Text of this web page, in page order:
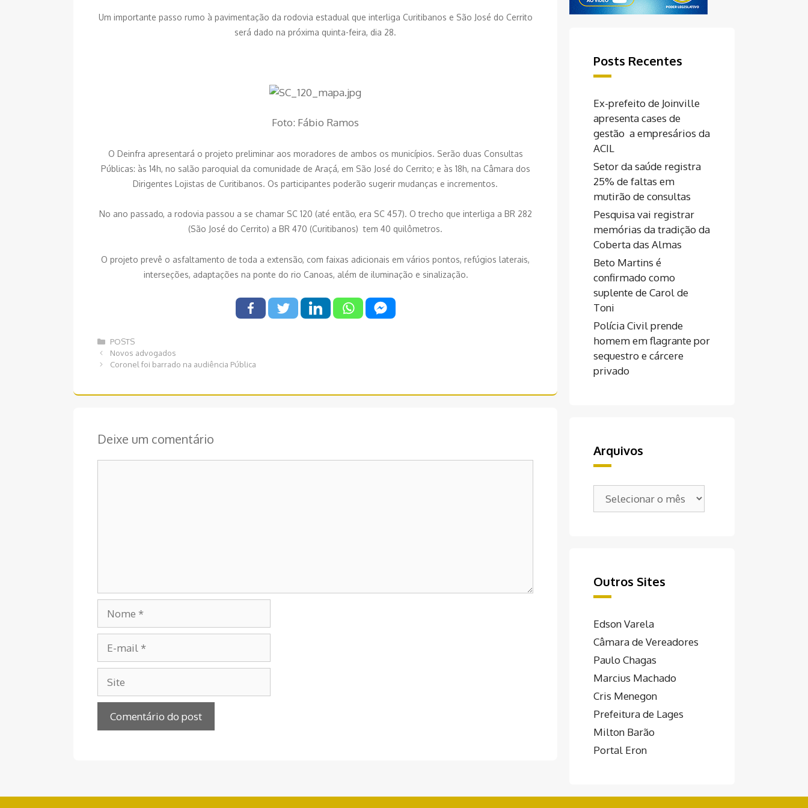
Um importante passo rumo à pavimentação da rodovia estadual que interliga Curitibanos e São José do Cerrito
será dado na próxima quinta-feira, dia 28.
Foto: Fábio Ramos
O Deinfra apresentará o projeto preliminar aos moradores de ambos os municípios. Serão duas Consultas
Públicas: às 14h, no salão paroquial da comunidade de Araçá, em São José do Cerrito; e às 18h, na Câmara dos
Dirigentes Lojistas de Curitibanos. Os participantes poderão sugerir mudanças e incrementos.
No ano passado, a rodovia passou a se chamar SC 120 (até então, era SC 457). O trecho que interliga a BR 282
(São José do Cerrito) a BR 470 (Curitibanos) tem 40 quilômetros.
O projeto prevê o asfaltamento de toda a extensão, com faixas adicionais em vários pontos, refúgios laterais,
interseções, adaptações na ponte do rio Canoas, além de iluminação e sinalização.
Categorias
POSTS
Navegação
de
Novos advogados
Coronel foi barrado na audiência Pública
Deixe um comentário
mail
Posts Recentes
Ex-prefeito de Joinville
apresenta cases de
gestão a empresários da
ACIL
Setor da saúde registra
25% de faltas em
mutirão de consultas
Pesquisa vai registrar
memórias da tradição da
Coberta das Almas
Beto Martins é
confirmado como
suplente de Carol de
Toni
Polícia Civil prende
homem em flagrante por
sequestro e cárcere
privado
Arquivos
Outros Sites
Edson Varela
Câmara de Vereadores
Paulo Chagas
Marcius Machado
Cris Menegon
Prefeitura de Lages
Milton Barão
Portal Eron